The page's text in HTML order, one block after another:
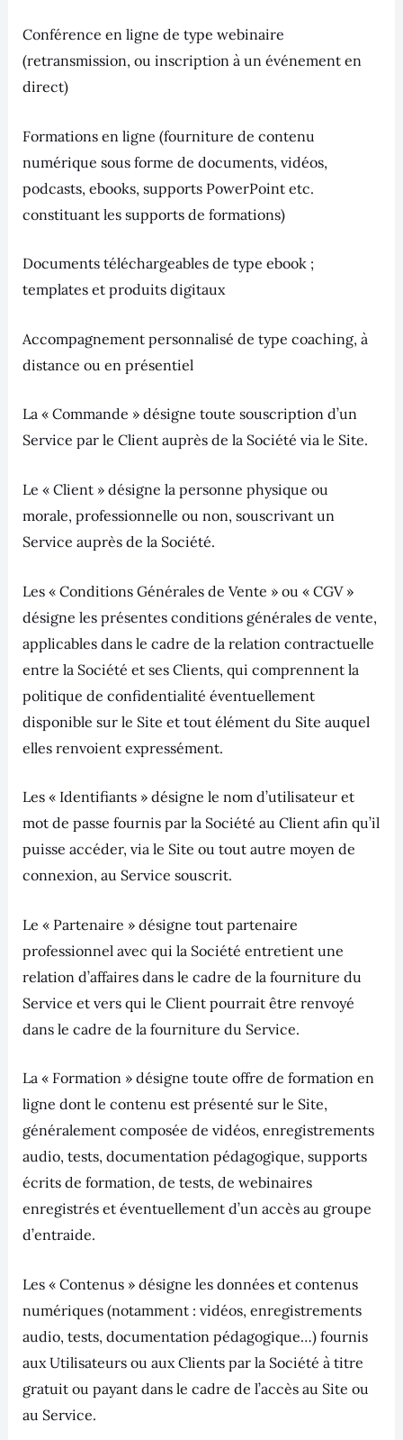
Conférence en ligne de type webinaire
(retransmission, ou inscription à un événement en
direct)
Formations en ligne (fourniture de contenu
numérique sous forme de documents, vidéos,
podcasts, ebooks, supports PowerPoint etc.
constituant les supports de formations)
Documents téléchargeables de type ebook ;
templates et produits digitaux
Accompagnement personnalisé de type coaching, à
distance ou en présentiel
La « Commande » désigne toute souscription d’un
Service par le Client auprès de la Société via le Site.
Le « Client » désigne la personne physique ou
morale, professionnelle ou non, souscrivant un
Service auprès de la Société.
Les « Conditions Générales de Vente » ou « CGV »
désigne les présentes conditions générales de vente,
applicables dans le cadre de la relation contractuelle
entre la Société et ses Clients, qui comprennent la
politique de confidentialité éventuellement
disponible sur le Site et tout élément du Site auquel
elles renvoient expressément.
Les « Identifiants » désigne le nom d’utilisateur et
mot de passe fournis par la Société au Client afin qu’il
puisse accéder, via le Site ou tout autre moyen de
connexion, au Service souscrit.
Le « Partenaire » désigne tout partenaire
professionnel avec qui la Société entretient une
relation d’affaires dans le cadre de la fourniture du
Service et vers qui le Client pourrait être renvoyé
dans le cadre de la fourniture du Service.
La « Formation » désigne toute offre de formation en
ligne dont le contenu est présenté sur le Site,
généralement composée de vidéos, enregistrements
audio, tests, documentation pédagogique, supports
écrits de formation, de tests, de webinaires
enregistrés et éventuellement d’un accès au groupe
d’entraide.
Les « Contenus » désigne les données et contenus
numériques (notamment : vidéos, enregistrements
audio, tests, documentation pédagogique…) fournis
aux Utilisateurs ou aux Clients par la Société à titre
gratuit ou payant dans le cadre de l’accès au Site ou
au Service.